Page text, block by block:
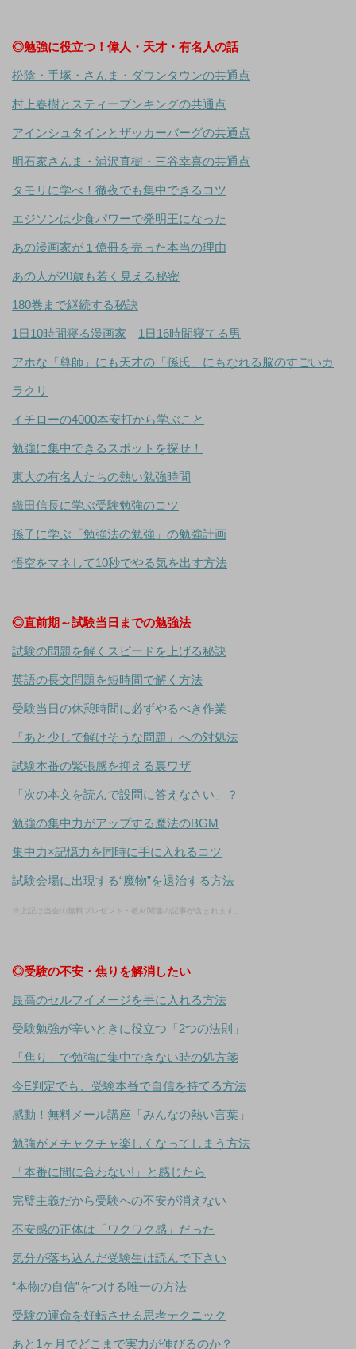
◎勉強に役立つ！偉人・天才・有名人の話
松陰・手塚・さんま・ダウンタウンの共通点
村上春樹とスティーブンキングの共通点
アインシュタインとザッカーバーグの共通点
明石家さんま・浦沢直樹・三谷幸喜の共通点
タモリに学べ！徹夜でも集中できるコツ
エジソンは少食パワーで発明王になった
あの漫画家が１億冊を売った本当の理由
あの人が20歳も若く見える秘密
180巻まで継続する秘訣
1日10時間寝る漫画家 1日16時間寝てる男
アホな「尊師」にも天才の「孫氏」にもなれる脳のすごいカ
ラクリ
イチローの4000本安打から学ぶこと
勉強に集中できるスポットを探せ！
東大の有名人たちの熱い勉強時間
織田信長に学ぶ受験勉強のコツ
孫子に学ぶ「勉強法の勉強」の勉強計画
悟空をマネして10秒でやる気を出す方法
◎直前期～試験当日までの勉強法
試験の問題を解くスピードを上げる秘訣
英語の長文問題を短時間で解く方法
受験当日の休憩時間に必ずやるべき作業
「あと少しで解けそうな問題」への対処法
試験本番の緊張感を抑える裏ワザ
「次の本文を読んで設問に答えなさい」？
勉強の集中力がアップする魔法のBGM
集中力×記憶力を同時に手に入れるコツ
試験会場に出現する“魔物”を退治する方法
※上記は当会の無料プレゼント・教材関連の記事が含まれます。
◎受験の不安・焦りを解消したい
最高のセルフイメージを手に入れる方法
受験勉強が辛いときに役立つ「2つの法則」
「焦り」で勉強に集中できない時の処方箋
今E判定でも、受験本番で自信を持てる方法
感動！無料メール講座「みんなの熱い言葉」
勉強がメチャクチャ楽しくなってしまう方法
「本番に間に合わない!」と感じたら
完璧主義だから受験への不安が消えない
不安感の正体は「ワクワク感」だった
気分が落ち込んだ受験生は読んで下さい
“本物の自信”をつける唯一の方法
受験の運命を好転させる思考テクニック
あと1ヶ月でどこまで実力が伸びるのか？